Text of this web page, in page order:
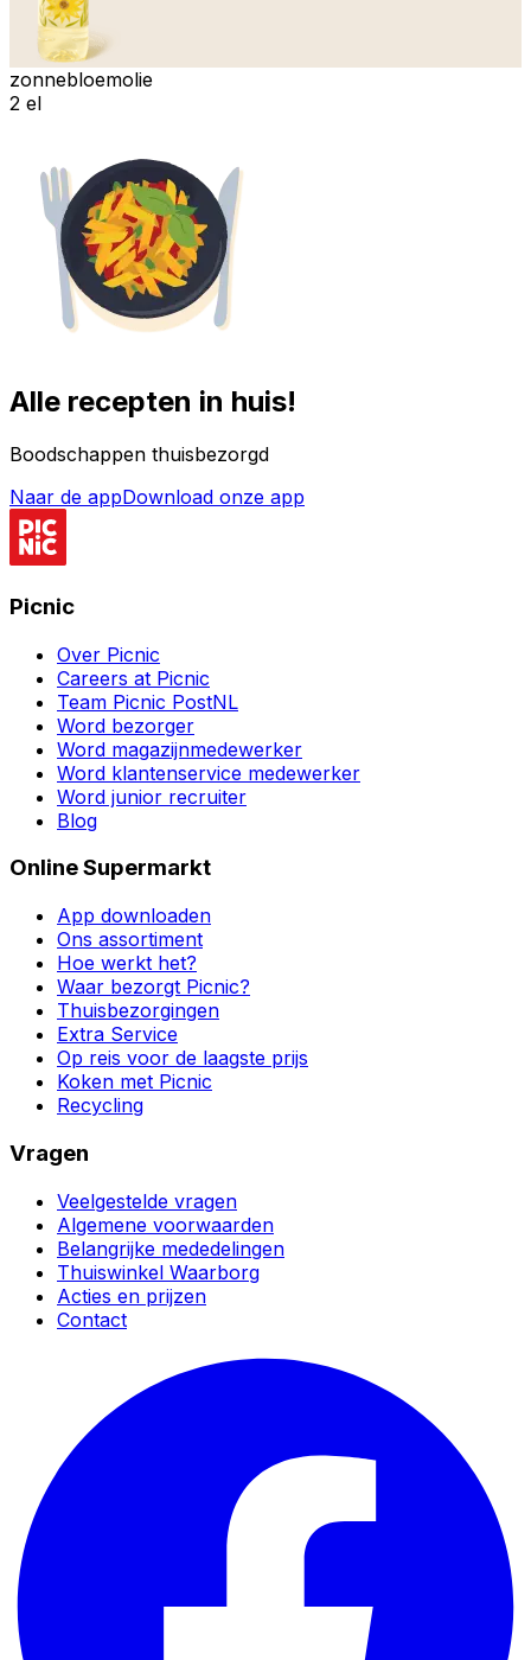
zonnebloemolie
2 el
Alle recepten in huis!
Boodschappen thuisbezorgd
Naar de appDownload onze app
Picnic
Over Picnic
Careers at Picnic
Team Picnic PostNL
Word bezorger
Word magazijnmedewerker
Word klantenservice medewerker
Word junior recruiter
Blog
Online Supermarkt
App downloaden
Ons assortiment
Hoe werkt het?
Waar bezorgt Picnic?
Thuisbezorgingen
Extra Service
Op reis voor de laagste prijs
Koken met Picnic
Recycling
Vragen
Veelgestelde vragen
Algemene voorwaarden
Belangrijke mededelingen
Thuiswinkel Waarborg
Acties en prijzen
Contact